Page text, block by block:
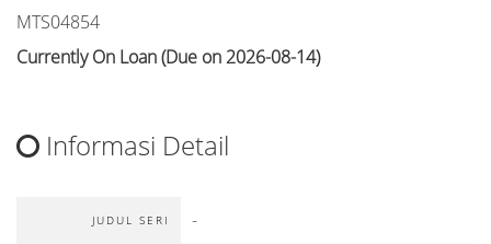
MTS04854
Currently On Loan (Due on 2026-08-14)
Informasi Detail
JUDUL SERI -